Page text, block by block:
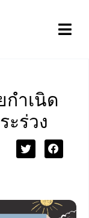
Menu
ำเนิด
ร่วง